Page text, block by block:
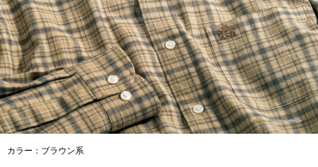
ダーウェア その他
トップス
Tシャツ／カッ
カラー：ブラウン系